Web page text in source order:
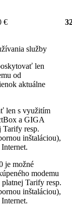
€
služby
len
od
aktuálne
len s využitím
a GIGA
resp.
inštaláciou),
je možné
modemu
Tarify resp.
inštaláciou),